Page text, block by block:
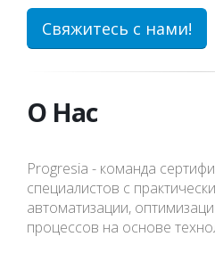
Свяжитесь с нами!
О Нас
Progresia - команда
специалистов c
автоматизации,
процессов на основе